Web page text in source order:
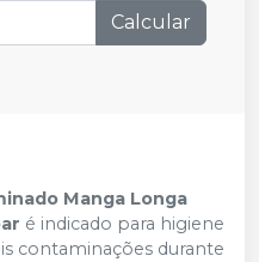
Calcular
Manga Longa
é indicado para higiene
contaminações durante